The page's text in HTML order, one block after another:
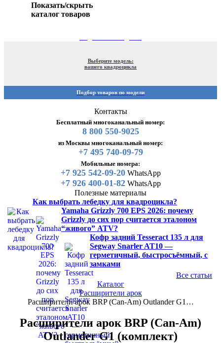
Показать/скрыть
каталог товаров
Выберите модель:
вашего квадроцикла
Подбор товаров по модели
Контакты
Бесплатный многоканальный номер:
8 800 550-9025
из Москвы многоканальный номер:
+7 495 740-09-79
Мобильные номера:
+7 925 542-09-20WhatsApp
+7 926 400-01-82WhatsApp
Полезные материалы
Как выбрать лебедку для квадроцикла?
Yamaha Grizzly 700 EPS 2026: почему
Grizzly до сих пор считается эталоном
“живого” ATV?
Кофр задний Tesseract 135 л для
Segway Snarler AT10 —
герметичный, быстросъёмный, с
замками
Все статьи
Каталог
Расширители арок
Расширители арок BRP (Can-Am) Outlander G1…
Расширители арок BRP (Can-Am)
Outlander G1 (комплект)